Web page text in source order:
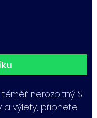
nerozbitný. S
a výlety, připnete